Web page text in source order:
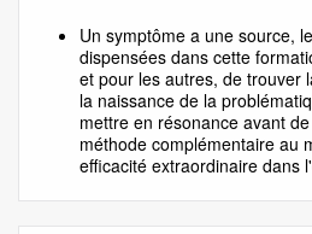
Un symptôme a une source,
dispensées dans cette
et pour les autres, de trouver
la naissance de la
mettre en résonance avant
méthode complémentaire au
efficacité extraordinaire dans